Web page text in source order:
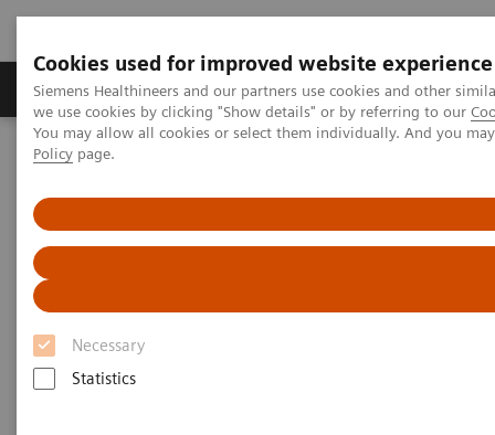
Cookies used for improved website experience
Siemens Healthineers and our partners use cookies and other
we use cookies by clicking "Show details" or by referring to our
You may allow all cookies or select them individually. And you
Policy page.
Necessary
Statistics
Productos y servicios Especialidades Clínicas
Siemens Healthineers Latinoamérica
Scientific Presentations
Molecular imaging in lung cancer
Molecular imaging in lung
cancer
Vendor workshop at RSNA 2022